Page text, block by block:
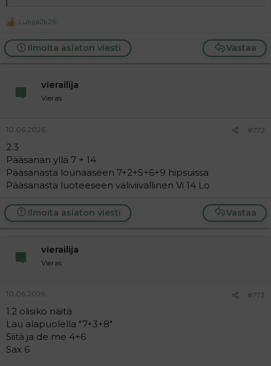
R
a
c
t
Lukija2k26
Vastaa
Ilmoita asiaton viesti
vierailija
Vieras
10.06.2026 #772
2.3
Pääsanan yllä 7 + 14
Pääsanasta lounaaseen 7+2+5+6+9 hipsuissa
Pääsanasta luoteeseen väliviivallinen Vi 14 Lo
Vastaa
Ilmoita asiaton viesti
vierailija
Vieras
10.06.2026 #773
1.2 olisiko näitä
Lau alapuolella "7+3+8"
Siitä ja de me 4+6
Sax 6